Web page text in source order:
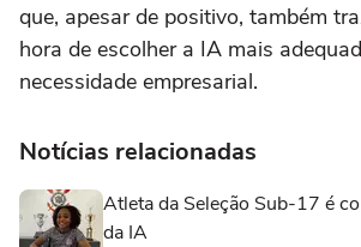
que, apesar de positivo, também
hora de escolher a IA mais
necessidade empresarial.
Notícias relacionadas
Atleta da Seleção Sub-17 é
da IA